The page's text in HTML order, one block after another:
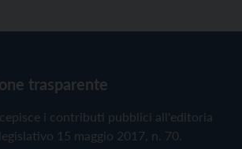
trasparente
i contributi pubblici all'editoria
15 maggio 2017, n. 70.